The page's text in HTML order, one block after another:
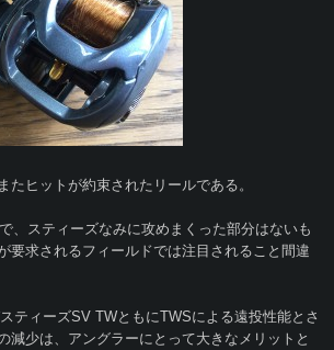
たヒットが約束されたリールである。
、スティーズなみに攻めまくった部分はないも
要求されるフィールドでは注目されること間違
ティーズSV TWともにTWSによる遠投性能とさ
減少は、アングラーにとって大きなメリットと